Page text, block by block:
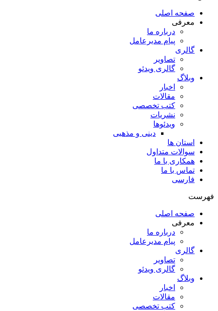
صفحه اصلی
معرفی
درباره ما
پیام مدیرعامل
گالری
تصاویر
گالری ویدئو
وبلاگ
اخبار
مقالات
کتب تخصصی
نشریات
ویدئوها
دینی و مذهبی
استان ها
سوالات متداول
همکاری با ما
تماس با ما
فارسی
فهرست
صفحه اصلی
معرفی
درباره ما
پیام مدیرعامل
گالری
تصاویر
گالری ویدئو
وبلاگ
اخبار
مقالات
کتب تخصصی